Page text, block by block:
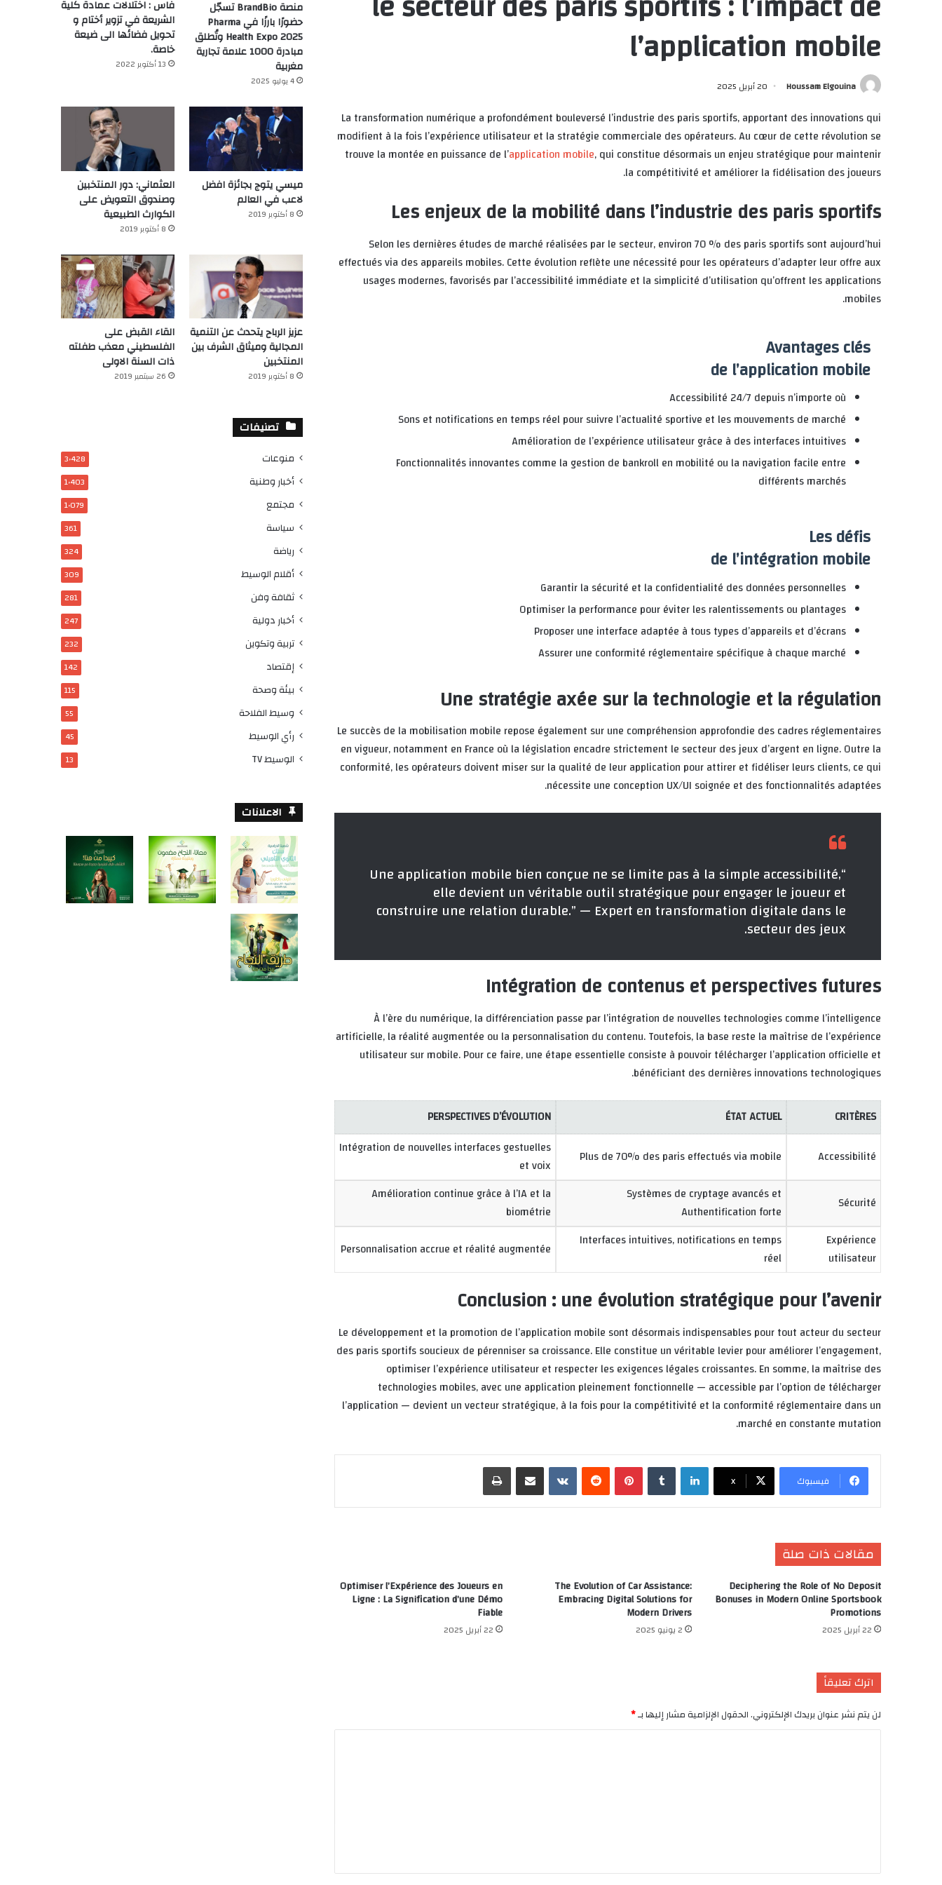
l’application mobile
Houssam Elgouina 20 أبريل 2025
La transformation numérique a profondément bouleversé l’industrie des paris sportifs, apportant des innovations qui
modifient à la fois l’expérience utilisateur et la stratégie commerciale des opérateurs. Au cœur de cette révolution se
trouve la montée en puissance de l’application mobile, qui constitue désormais un enjeu stratégique pour maintenir
la compétitivité et améliorer la fidélisation des joueurs.
Les enjeux de la mobilité dans l’industrie des paris sportifs
Selon les dernières études de marché réalisées par le secteur, environ 70 % des paris sportifs sont aujourd’hui
effectués via des appareils mobiles. Cette évolution reflète une nécessité pour les opérateurs d’adapter leur offre aux
usages modernes, favorisés par l’accessibilité immédiate et la simplicité d’utilisation qu’offrent les applications
mobiles.
Avantages clés
de l’application mobile
Accessibilité 24/7 depuis n’importe où
Sons et notifications en temps réel pour suivre l’actualité sportive et les mouvements de marché
Amélioration de l’expérience utilisateur grâce à des interfaces intuitives
Fonctionnalités innovantes comme la gestion de bankroll en mobilité ou la navigation facile entre
différents marchés
Les défis
de l’intégration mobile
Garantir la sécurité et la confidentialité des données personnelles
Optimiser la performance pour éviter les ralentissements ou plantages
Proposer une interface adaptée à tous types d’appareils et d’écrans
Assurer une conformité réglementaire spécifique à chaque marché
Une stratégie axée sur la technologie et la régulation
Le succès de la mobilisation mobile repose également sur une compréhension approfondie des cadres réglementaires
en vigueur, notamment en France où la législation encadre strictement le secteur des jeux d’argent en ligne. Outre la
conformité, les opérateurs doivent miser sur la qualité de leur application pour attirer et fidéliser leurs clients, ce qui
nécessite une conception UX/UI soignée et des fonctionnalités adaptées.
“Une application mobile bien conçue ne se limite pas à la simple accessibilité,
elle devient un véritable outil stratégique pour engager le joueur et
construire une relation durable.” — Expert en transformation digitale dans le
secteur des jeux.
Intégration de contenus et perspectives futures
À l’ère du numérique, la différenciation passe par l’intégration de nouvelles technologies comme l’intelligence
artificielle, la réalité augmentée ou la personnalisation du contenu. Toutefois, la base reste la maîtrise de l’expérience
utilisateur sur mobile. Pour ce faire, une étape essentielle consiste à pouvoir télécharger l’application officielle et
bénéficiant des dernières innovations technologiques.
CRITÈRES
ÉTAT ACTUEL
PERSPECTIVES D’ÉVOLUTION
Accessibilité
Plus de 70% des paris effectués via mobile
Intégration de nouvelles interfaces gestuelles
et voix
Sécurité
Systèmes de cryptage avancés et
Authentification forte
Amélioration continue grâce à l’IA et la
biométrie
Expérience
utilisateur
Interfaces intuitives, notifications en temps
réel
Personnalisation accrue et réalité augmentée
Conclusion : une évolution stratégique pour l’avenir
Le développement et la promotion de l’application mobile sont désormais indispensables pour tout acteur du secteur
des paris sportifs soucieux de pérenniser sa croissance. Elle constitue un véritable levier pour améliorer l’engagement,
optimiser l’expérience utilisateur et respecter les exigences légales croissantes. En somme, la maîtrise des
technologies mobiles, avec une application pleinement fonctionnelle — accessible par l’option de télécharger
l’application — devient un vecteur stratégique, à la fois pour la compétitivité et la conformité réglementaire dans un
marché en constante mutation.
فيسبوك X
لينكدإن بينتيريست
مقالات ذات صلة
Deciphering the Role of No Deposit
Bonuses in Modern Online Sportsbook
Promotions
22 أبريل 2025
The Evolution of Car Assistance:
Embracing Digital Solutions for
Modern Drivers
2 يونيو 2025
Optimiser l’Expérience des Joueurs en
Ligne : La Signification d’une Démo
Fiable
22 أبريل 2025
اترك تعليقاً
لن يتم نشر عنوان بريدك الإلكتروني.الحقول الإلزامية مشار إليها بـ*
منصة BrandBio تسجّل
حضورًا بارزًا في Pharma
Health Expo 2025 وتُطلق
مبادرة 1000 علامة تجارية
مغربية
4 يوليو 2025
فاس : اختلالات عمادة كلية
الشريعة في تزوير أختام و
تحويل فضائها الى ضيعة
خاصة.
13 أكتوبر 2022
ميسي يتوج بجائزة افضل
لاعب في العالم‎
8 أكتوبر 2019
العثماني: دور المنتخبين
وصندوق التعويض على
الكوارث الطبيعية
8 أكتوبر 2019
عزيز الرباح يتحدث عن التنمية
المجالية وميثاق الشرف بين
المنتخبين
8 أكتوبر 2019
القاء القبض على
الفلسطيني معذب طفلته
ذات السنة الاولى
26 سبتمبر 2019
تصنيفات
منوعات 3٬428
أخبار وطنية 1٬403
مجتمع 1٬079
سياسة 361
رياضة 324
أقلام الوسيط 309
ثقافة وفن 281
أخبار دولية 247
تربية وتكوين 232
إقتصاد 142
بيئة وصحة 115
وسيط الفلاحة 55
رأي الوسيط 45
الوسيط TV 13
الاعلانات